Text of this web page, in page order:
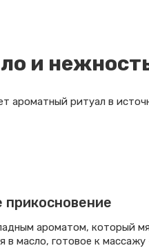
и
ароматный ритуал в
ароматом, который
в масло, готовое к